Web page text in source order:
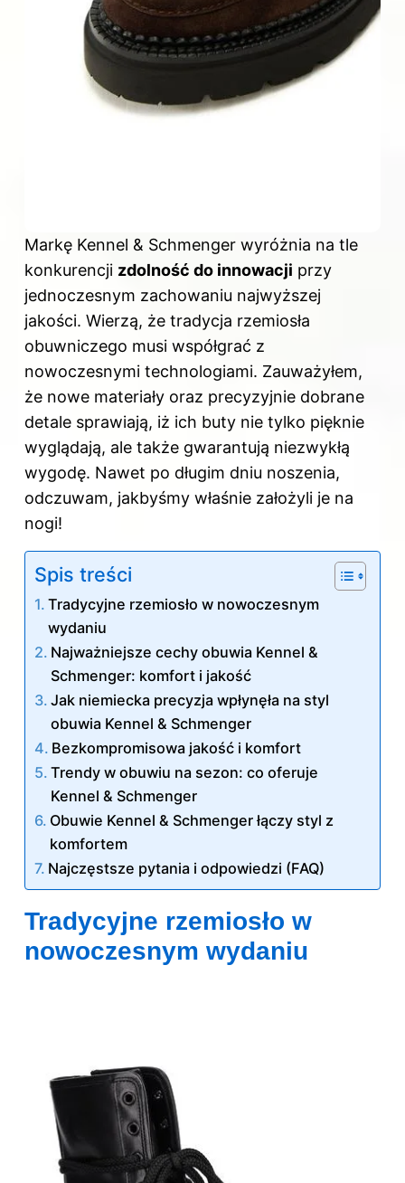
Markę Kennel & Schmenger wyróżnia na tle
konkurencji zdolność do innowacji przy
jednoczesnym zachowaniu najwyższej
jakości. Wierzą, że tradycja rzemiosła
obuwniczego musi współgrać z
nowoczesnymi technologiami. Zauważyłem,
że nowe materiały oraz precyzyjnie dobrane
detale sprawiają, iż ich buty nie tylko pięknie
wyglądają, ale także gwarantują niezwykłą
wygodę. Nawet po długim dniu noszenia,
odczuwam, jakbyśmy właśnie założyli je na
nogi!
Spis treści
Tradycyjne rzemiosło w nowoczesnym
wydaniu
Najważniejsze cechy obuwia Kennel &
Schmenger: komfort i jakość
Jak niemiecka precyzja wpłynęła na styl
obuwia Kennel & Schmenger
Bezkompromisowa jakość i komfort
Trendy w obuwiu na sezon: co oferuje
Kennel & Schmenger
Obuwie Kennel & Schmenger łączy styl z
komfortem
Najczęstsze pytania i odpowiedzi (FAQ)
Tradycyjne rzemiosło w
nowoczesnym wydaniu